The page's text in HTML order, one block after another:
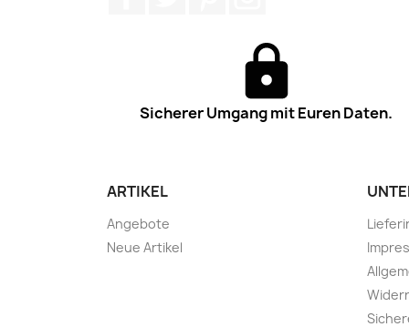
Sicherer Umgang mit Euren Daten.
ARTIKEL
Angebote
Neue Artikel